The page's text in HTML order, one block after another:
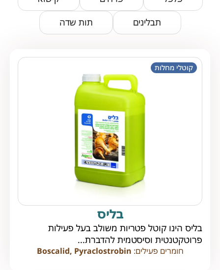
תבלינים
תות שדה
קוטלי מחלות
בליס
בליס הינו קוטל פטריות משולב בעל פעילות
פרוטקטנטית וסיסטמית להדברת...
חומרים פעילים: Boscalid, Pyraclostrobin